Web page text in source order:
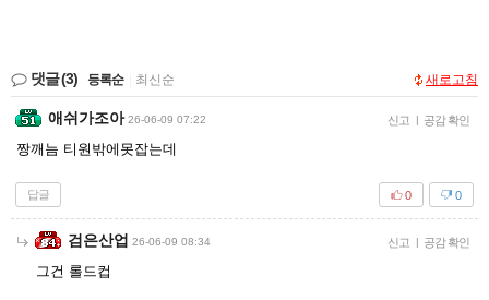
댓글(3) 등록순 최신순 새로고침
애쉬가조아 26-06-09 07:22 신고 | 공감 확인
짱깨늠 티원밖에못잡는데
답글 0
0
검은산업 26-06-09 08:34 신고 | 공감 확인
그건 롤드컵